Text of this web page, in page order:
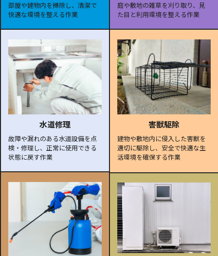
部屋や建物内を掃除し、清潔で
快適な環境を整える作業
庭や敷地の雑草を刈り取り、見
た目と利用環境を整える作業
水道修理
故障や漏れのある水道設備を点
検・修理し、正常に使用できる
状態に戻す作業
害獣駆除
建物や敷地内に侵入した害獣を
適切に駆除し、安全で快適な生
活環境を確保する作業